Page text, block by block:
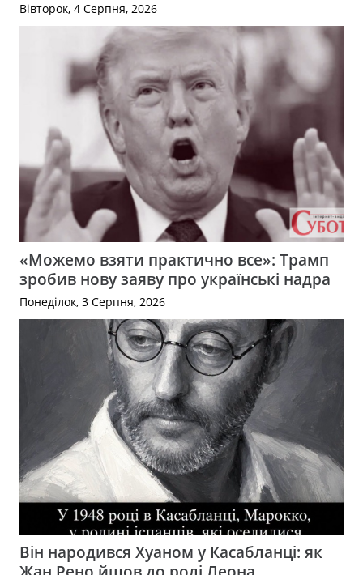
Вівторок, 4 Серпня, 2026
«Можемо взяти практично все»: Трамп
зробив нову заяву про українські надра
Понеділок, 3 Серпня, 2026
Він народився Хуаном у Касабланці: як